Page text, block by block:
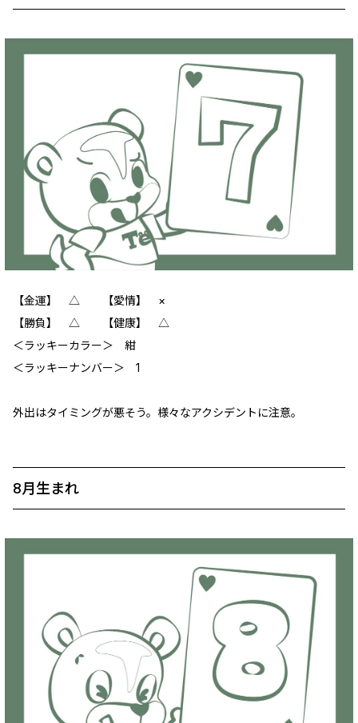
【金運】 △ 【愛情】 ×
【勝負】 △ 【健康】 △
＜ラッキーカラー＞ 紺
＜ラッキーナンバー＞ 1
外出はタイミングが悪そう。様々なアクシデントに注意。
8月生まれ